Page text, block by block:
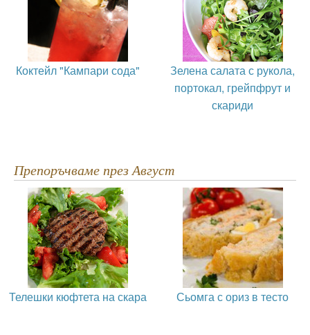
Коктейл "Кампари сода"
Зелена салата с рукола,
портокал, грейпфрут и
скариди
Препоръчваме през Август
Телешки кюфтета на скара Сьомга с ориз в тесто